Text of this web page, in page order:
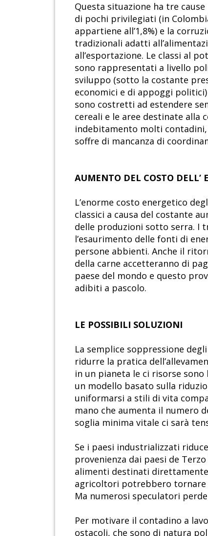
Questa situazione ha tre
di pochi privilegiati (in
appartiene all’1,8%) e la
tradizionali adatti
all’esportazione. Le classi al
sono rappresentati a livello
sviluppo (sotto la costante
economici e di appoggi
sono costretti ad estendere
cereali e le aree destinate alla
indebitamento molti contadini,
soffre di mancanza di
AUMENTO DEL COSTO DELL’
L’enorme costo energetico
classici a causa del costante
delle produzioni sotto serra. I
l’esaurimento delle fonti di
persone abbienti. Anche il
della carne accetteranno di
paese del mondo e questo
adibiti a pascolo.
LE POSSIBILI SOLUZIONI
La semplice soppressione
ridurre la pratica
in un pianeta le ci risorse
un modello basato sulla
uniformarsi a stili di vita
mano che aumenta il numero
soglia minima vitale ci sarà
Se i paesi industrializzati
provenienza dai paesi de
alimenti destinati
agricoltori potrebbero tornare
Ma numerosi speculatori
Per motivare il contadino a
ostacoli, che sono di natura